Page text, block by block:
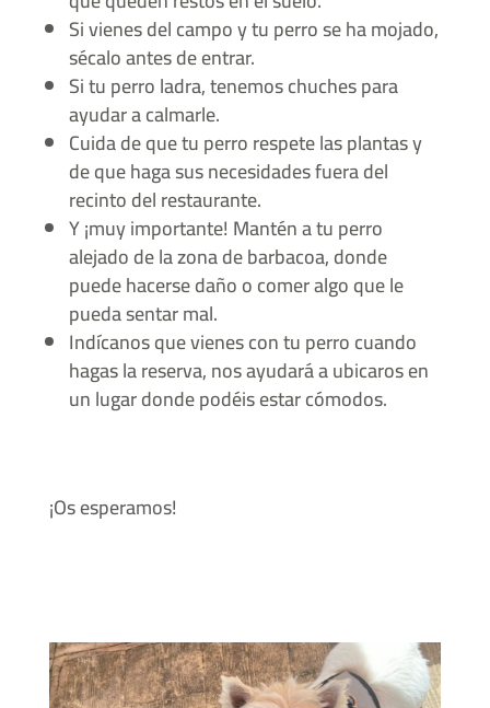
Si vienes del campo y tu perro se ha mojado,
sécalo antes de entrar.
Si tu perro ladra, tenemos chuches para
ayudar a calmarle.
Cuida de que tu perro respete las plantas y
de que haga sus necesidades fuera del
recinto del restaurante.
Y ¡muy importante! Mantén a tu perro
alejado de la zona de barbacoa, donde
puede hacerse daño o comer algo que le
pueda sentar mal.
Indícanos que vienes con tu perro cuando
hagas la reserva, nos ayudará a ubicaros en
un lugar donde podéis estar cómodos.
¡Os esperamos!